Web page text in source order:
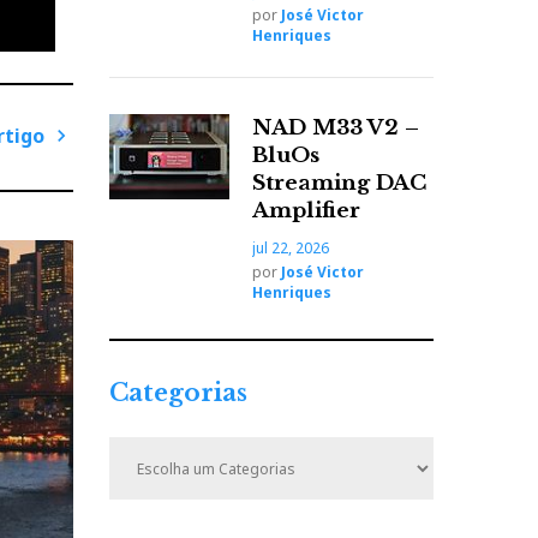
ó
x
i
m
o
A
r
t
i
g
o
por José Victor
Henriques
NAD M33 V2 –
BluOs
Streaming DAC
Amplifier
jul 22, 2026
por José Victor
Henriques
Categorias